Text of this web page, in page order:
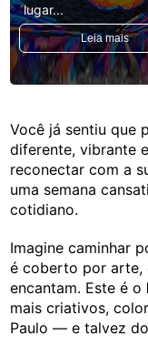
lugar...
Leia mais
Você já sentiu que
diferente, vibrante
reconectar com a
uma semana
cotidiano.
Imagine caminhar
é coberto por arte,
encantam. Este é o
mais criativos,
Paulo — e talvez